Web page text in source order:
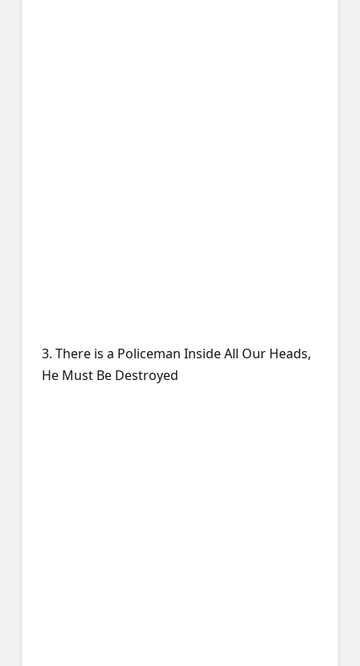
3. There is a Policeman Inside All Our Heads,
He Must Be Destroyed